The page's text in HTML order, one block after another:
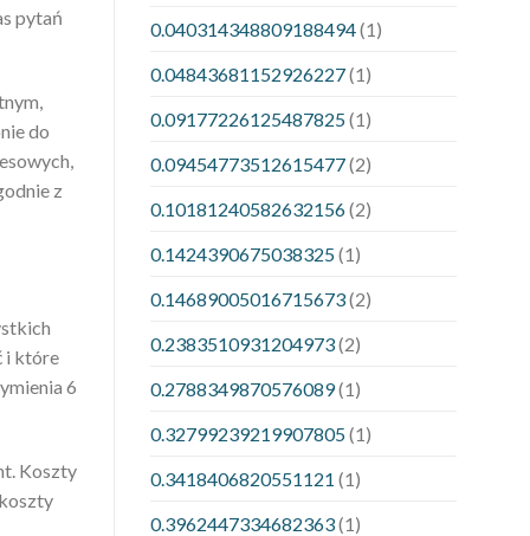
pytań
do
z
i które
6
Koszty
0.040314348809188494(1)
0.04843681152926227(1)
0.09177226125487825(1)
0.09454773512615477(2)
0.10181240582632156(2)
0.1424390675038325(1)
0.14689005016715673(2)
0.2383510931204973(2)
0.2788349870576089(1)
0.32799239219907805(1)
0.3418406820551121 (1)
0.3962447334682363(1)